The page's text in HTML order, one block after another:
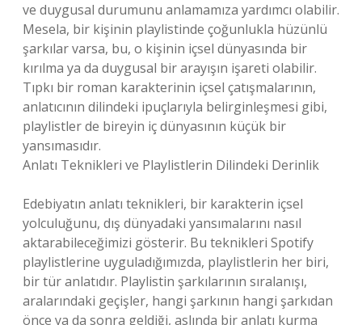
ve duygusal durumunu anlamamıza yardımcı olabilir.
Mesela, bir kişinin playlistinde çoğunlukla hüzünlü
şarkılar varsa, bu, o kişinin içsel dünyasında bir
kırılma ya da duygusal bir arayışın işareti olabilir.
Tıpkı bir roman karakterinin içsel çatışmalarının,
anlatıcının dilindeki ipuçlarıyla belirginleşmesi gibi,
playlistler de bireyin iç dünyasının küçük bir
yansımasıdır.
Anlatı Teknikleri ve Playlistlerin Dilindeki Derinlik
Edebiyatın anlatı teknikleri, bir karakterin içsel
yolculuğunu, dış dünyadaki yansımalarını nasıl
aktarabileceğimizi gösterir. Bu teknikleri Spotify
playlistlerine uyguladığımızda, playlistlerin her biri,
bir tür anlatıdır. Playlistin şarkılarının sıralanışı,
aralarındaki geçişler, hangi şarkının hangi şarkıdan
önce ya da sonra geldiği, aslında bir anlatı kurma